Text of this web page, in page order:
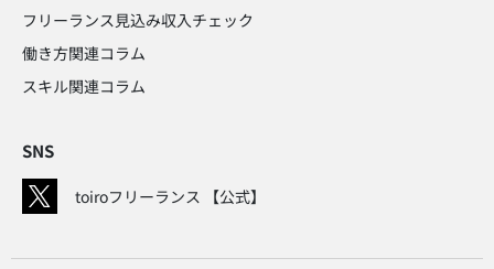
フリーランス見込み収入チェック​
働き方関連コラム​
スキル関連コラム​
SNS
toiroフリーランス 【公式】